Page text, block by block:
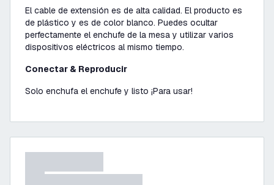
El cable de extensión es de alta calidad. El producto es
de plástico y es de color blanco. Puedes ocultar
perfectamente el enchufe de la mesa y utilizar varios
dispositivos eléctricos al mismo tiempo.
Conectar & Reproducir
Solo enchufa el enchufe y listo ¡Para usar!